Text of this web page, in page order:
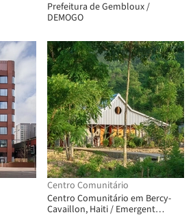
Prefeitura de Gembloux /
DEMOGO
Centro Comunitário
Centro Comunitário em Bercy-
Cavaillon, Haiti / Emergent